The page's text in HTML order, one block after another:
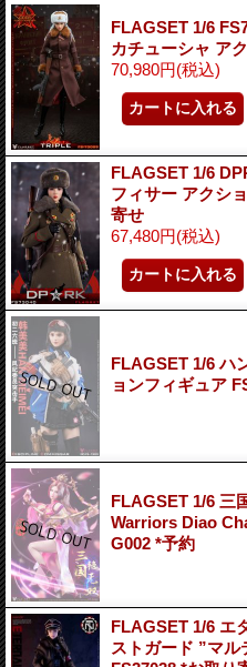
FLAGSET 1/6
カチューシャ ア
70,980円(税込)
FLAGSET 1/6
フィサー アクシ
寄せ
67,480円(税込)
FLAGSET 1/6 ハ
ョンフィギュア
FLAGSET 1/6 三
Warriors Diao
G002 *予約
FLAGSET 1/6 エ
ストガード ”マ